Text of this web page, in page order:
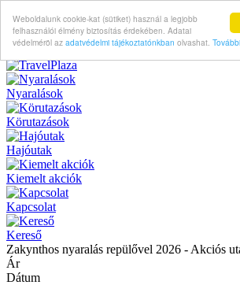
Weboldalunk cookie-kat (sütiket) használ a legjobb
felhasználói élmény biztosítás érdekében. Adatai
védelméröl az adatvédelmi tájékoztatónkban olvashat.
Nyaralások
Körutazások
Hajóutak
Kiemelt akciók
Kapcsolat
Kereső
Zakynthos nyaralás repülővel 2026 - Akciós
Ár
Dátum